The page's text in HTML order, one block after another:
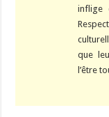
inflige
que
l’être